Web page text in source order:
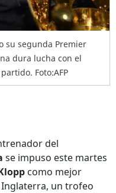
su segunda Premier
dura lucha con el
Foto:AFP
del
se impuso este martes
como mejor
un trofeo